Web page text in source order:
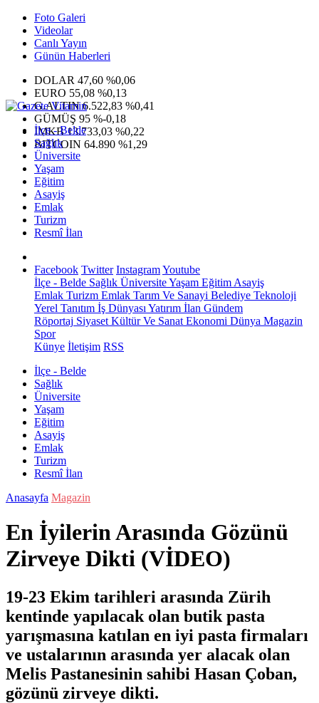
Foto Galeri
Videolar
Canlı Yayın
Günün Haberleri
DOLAR 47,60 %0,06
EURO 55,08 %0,13
G.ALTIN6.522,83 %0,41
GÜMÜŞ 95 %-0,18
IMKB13.733,03 %0,22
BITCOIN 64.890 %1,29
İlçe - Belde
Sağlık
Üniversite
Yaşam
Eğitim
Asayiş
Emlak
Turizm
Resmî İlan
Facebook Twitter InstagramYoutube
İlçe - Belde Sağlık ÜniversiteYaşam Eğitim Asayiş
Emlak Turizm Emlak Tarım Ve Sanayi Belediye Teknoloji
Yerel Tanıtım İş Dünyası Yatırım İlan Gündem
Röportaj Siyaset Kültür Ve Sanat Ekonomi Dünya Magazin
Spor
Künye İletişim RSS
İlçe - Belde
Sağlık
Üniversite
Yaşam
Eğitim
Asayiş
Emlak
Turizm
Resmî İlan
Anasayfa Magazin
En İyilerin Arasında Gözünü
Zirveye Dikti (VİDEO)
19-23 Ekim tarihleri arasında Zürih
kentinde yapılacak olan butik pasta
yarışmasına katılan en iyi pasta firmaları
ve ustalarının arasında yer alacak olan
Melis Pastanesinin sahibi Hasan Çoban,
gözünü zirveye dikti.